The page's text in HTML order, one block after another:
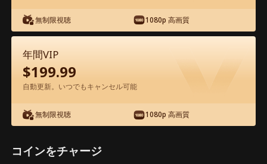
エピソード53 - 長い家路 映画フル
1-50 51-60 全エピソード
無制限視聴 1080p 高画質
年間VIP
$199.99
自動更新。いつでもキャンセル可能
無制限視聴 1080p 高画質
コインをチャージ